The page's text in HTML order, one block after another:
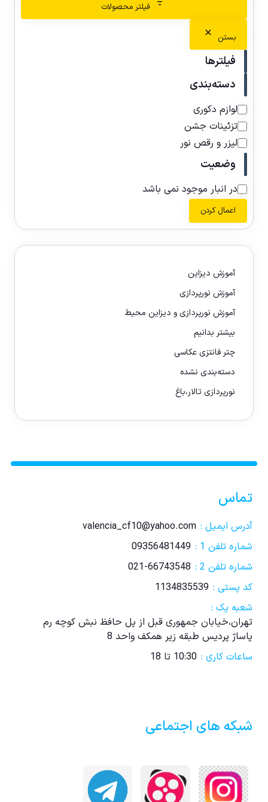
فیلتر محصولات
بستن
فیلترها
دسته‌بندی
لوازم دکوری
تزئینات جشن
لیزر و رقص نور
وضعیت
در انبار موجود نمی باشد
اعمال کردن
آموزش دیزاین
آموزش نورپردازی
آموزش نورپردازی و دیزاین محیط
بیشتر بدانیم
چتر فانتزی عکاسی
دسته‌بندی نشده
نورپردازی تالار،باغ
تماس
آدرس ایمیل : valencia_cf10@yahoo.com
شماره تلفن 1 :
09356481449
شماره تلفن 2 :
021-66743548
کد پستی : 1134835539
شعبه یک :
تهران،خیابان جمهوری قبل از پل حافظ نبش کوچه رم
پاساژ پردیس طبقه زیر همکف واحد 8
ساعات کاری : 10:30 تا 18
شبکه های اجتماعی